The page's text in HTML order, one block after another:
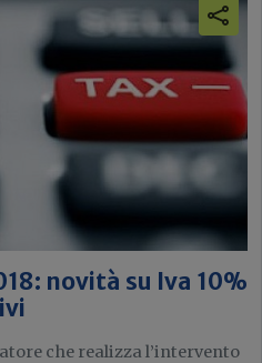
novità su Iva 10%
che realizza l’intervento